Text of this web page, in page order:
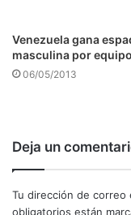
Venezuela gana
masculina por
06/05/2013
Deja un
Tu dirección de correo
obligatorios están